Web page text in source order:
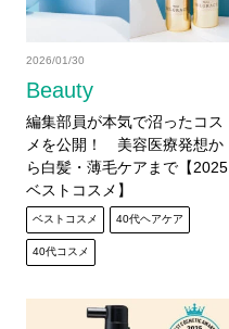
Beauty
2026/01/30
編集部員が本気で沼ったコス
メを公開！ 美容医療発想か
ら白髪・薄毛ケアまで【2025
ベストコスメ】
ベストコスメ 40代ヘアケア
40代コスメ